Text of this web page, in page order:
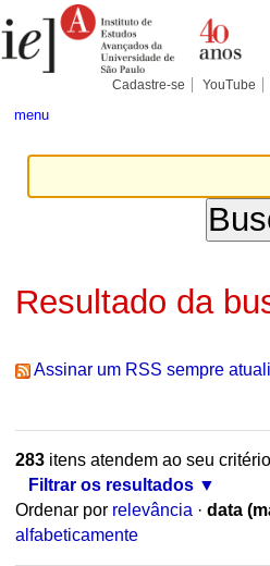
para
conteúdo.
Pessoais
Cadastre-se YouTube
menu
Resultado da
Assinar um RSS sempre
283itens atendem ao seu
Filtrar os resultados
Ordenar por relevância · data
alfabeticamente